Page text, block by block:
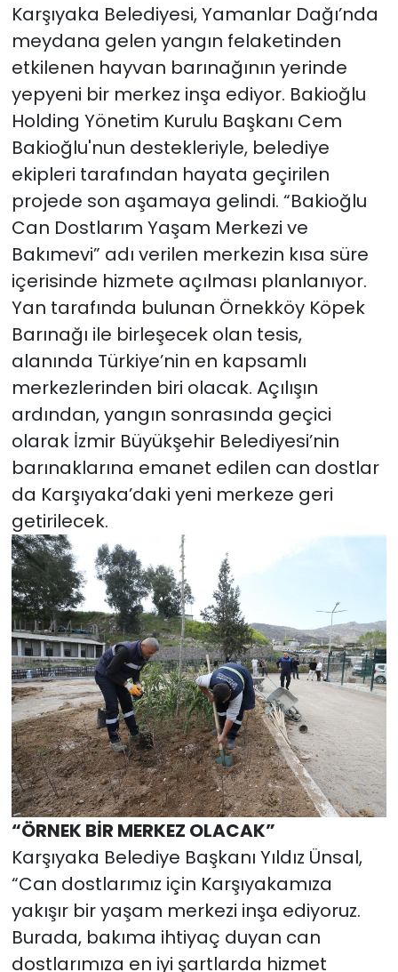
Karşıyaka Belediyesi, Yamanlar Dağı’nda
meydana gelen yangın felaketinden
etkilenen hayvan barınağının yerinde
yepyeni bir merkez inşa ediyor. Bakioğlu
Holding Yönetim Kurulu Başkanı Cem
Bakioğlu'nun destekleriyle, belediye
ekipleri tarafından hayata geçirilen
projede son aşamaya gelindi. “Bakioğlu
Can Dostlarım Yaşam Merkezi ve
Bakımevi” adı verilen merkezin kısa süre
içerisinde hizmete açılması planlanıyor.
Yan tarafında bulunan Örnekköy Köpek
Barınağı ile birleşecek olan tesis,
alanında Türkiye’nin en kapsamlı
merkezlerinden biri olacak. Açılışın
ardından, yangın sonrasında geçici
olarak İzmir Büyükşehir Belediyesi’nin
barınaklarına emanet edilen can dostlar
da Karşıyaka’daki yeni merkeze geri
getirilecek.
“ÖRNEK BİR MERKEZ OLACAK”
Karşıyaka Belediye Başkanı Yıldız Ünsal,
“Can dostlarımız için Karşıyakamıza
yakışır bir yaşam merkezi inşa ediyoruz.
Burada, bakıma ihtiyaç duyan can
dostlarımıza en iyi şartlarda hizmet